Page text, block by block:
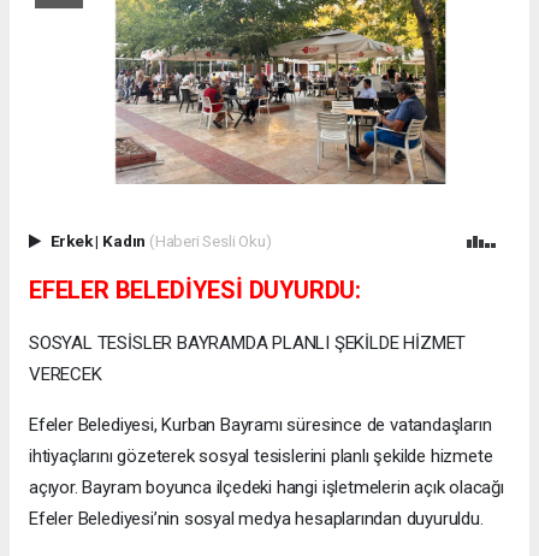
Erkek| Kadın (Haberi Sesli Oku)
EFELER BELEDİYESİ DUYURDU:
SOSYAL TESİSLER BAYRAMDA PLANLI ŞEKİLDE HİZMET
VERECEK
Efeler Belediyesi, Kurban Bayramı süresince de vatandaşların
ihtiyaçlarını gözeterek sosyal tesislerini planlı şekilde hizmete
açıyor. Bayram boyunca ilçedeki hangi işletmelerin açık olacağı
Efeler Belediyesi’nin sosyal medya hesaplarından duyuruldu.